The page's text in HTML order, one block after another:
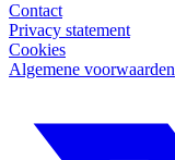
Contact
Privacy statement
Cookies
Algemene voorwaarden